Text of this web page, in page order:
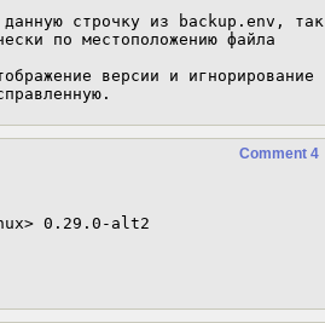
строчку из backup.env, так
по местоположению файла
версии и игнорирование
Comment 4
0.29.0-alt2